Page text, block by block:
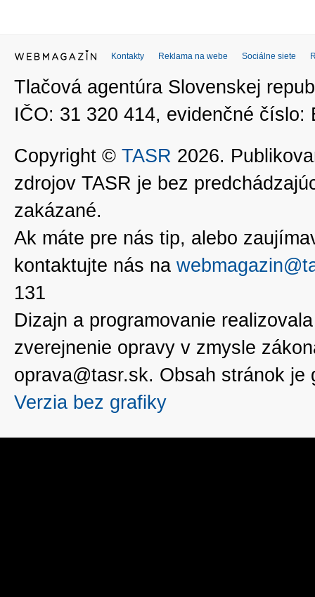
Kontakty Reklama na webe Sociálne siete
Tlačová agentúra Slovenskej
IČO: 31 320 414, evidenčné číslo:
Copyright © TASR 2026.
zdrojov TASR je bez
zakázané.
Ak máte pre nás tip, alebo
kontaktujte nás na
131
Dizajn a programovanie
zverejnenie opravy v zmysle
oprava@tasr.sk. Obsah stránok
Verzia bez grafiky